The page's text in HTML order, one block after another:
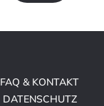
FAQ & KONTAKT
DATENSCHUTZ